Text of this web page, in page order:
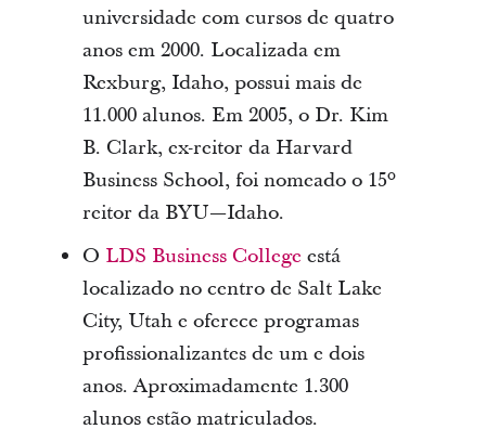
universidade com cursos de quatro
anos em 2000. Localizada em
Rexburg, Idaho, possui mais de
11.000 alunos. Em 2005, o Dr. Kim
B. Clark, ex-reitor da Harvard
Business School, foi nomeado o 15º
reitor da BYU—Idaho.
O LDS Business College está
localizado no centro de Salt Lake
City, Utah e oferece programas
profissionalizantes de um e dois
anos. Aproximadamente 1.300
alunos estão matriculados.